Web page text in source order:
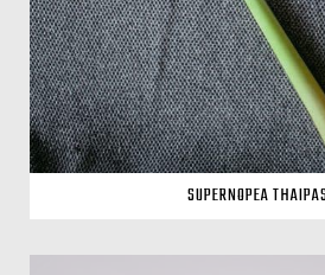
SUPERNOPEA